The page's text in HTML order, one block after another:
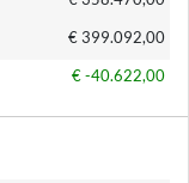
€ 399.092,00
€ -40.622,00